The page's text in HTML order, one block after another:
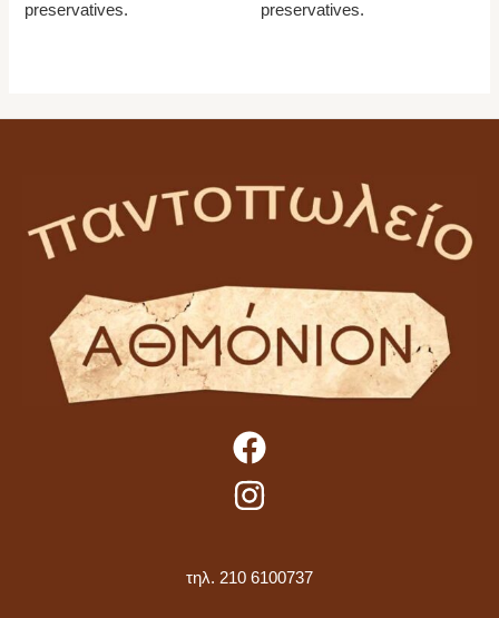
preservatives.
preservatives.
τηλ. 210 6100737